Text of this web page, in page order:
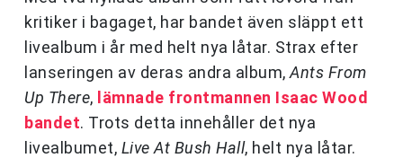
kritiker i bagaget, har bandet även släppt ett
livealbum i år med helt nya låtar. Strax efter
lanseringen av deras andra album, Ants From
Up There, lämnade frontmannen Isaac Wood
bandet. Trots detta innehåller det nya
livealbumet, Live At Bush Hall, helt nya låtar.